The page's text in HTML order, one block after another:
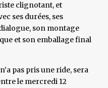
clignotant, et
ses durées, ses
son montage
et son emballage final
pas pris une ride, sera
le mercredi 12